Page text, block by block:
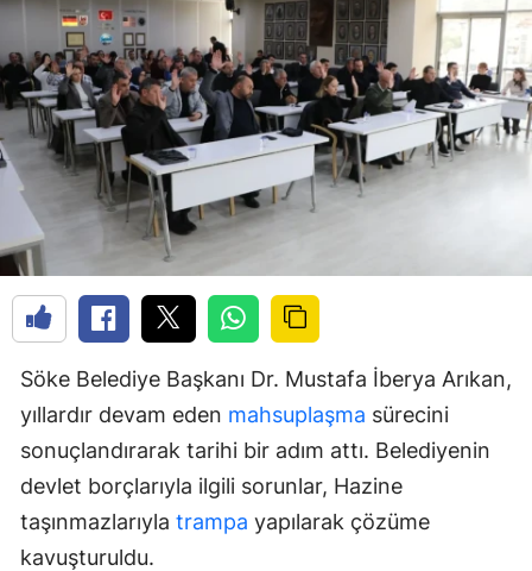
Söke Belediye Başkanı Dr. Mustafa İberya Arıkan,
yıllardır devam eden mahsuplaşma sürecini
sonuçlandırarak tarihi bir adım attı. Belediyenin
devlet borçlarıyla ilgili sorunlar, Hazine
taşınmazlarıyla trampa yapılarak çözüme
kavuşturuldu.